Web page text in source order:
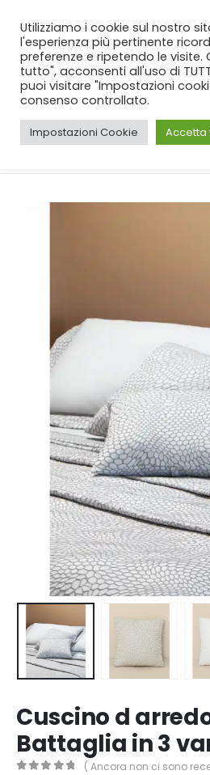
SPEDIZIONE GRATUITA
CASA SHOP LIVING,
CUSCINI
Cuscino d
Battaglia in 3
( Ancora non ci sono
Utilizziamo i cookie sul nostro
l'esperienza più pertinente
preferenze e ripetendo le
tutto", acconsenti all'uso di
puoi visitare "Impostazioni
consenso controllato.
Impostazioni Cookie Accetta